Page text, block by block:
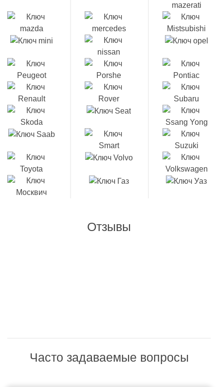
Отзывы
Часто задаваемые вопросы